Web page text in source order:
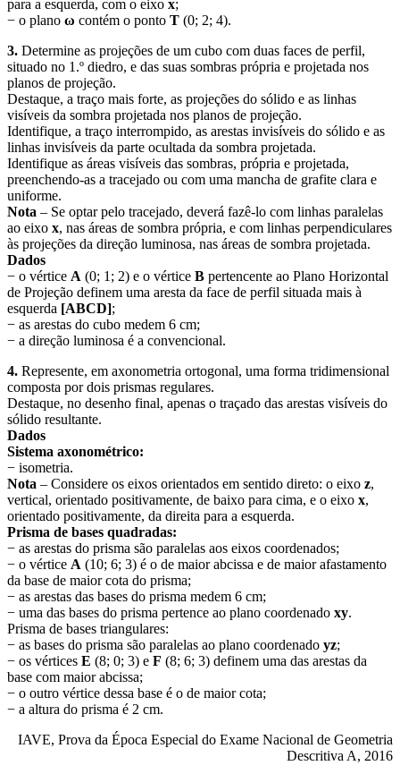
para a esquerda, com o eixo x;
− o plano ω contém o ponto T (0; 2; 4).
3. Determine as projeções de um cubo com duas faces de perfil,
situado no 1.º diedro, e das suas sombras própria e projetada nos
planos de projeção.
Destaque, a traço mais forte, as projeções do sólido e as linhas
visíveis da sombra projetada nos planos de projeção.
Identifique, a traço interrompido, as arestas invisíveis do sólido e as
linhas invisíveis da parte ocultada da sombra projetada.
Identifique as áreas visíveis das sombras, própria e projetada,
preenchendo-as a tracejado ou com uma mancha de grafite clara e
uniforme.
Nota – Se optar pelo tracejado, deverá fazê-lo com linhas paralelas
ao eixo x, nas áreas de sombra própria, e com linhas perpendiculares
às projeções da direção luminosa, nas áreas de sombra projetada.
Dados
− o vértice A (0; 1; 2) e o vértice B pertencente ao Plano Horizontal
de Projeção definem uma aresta da face de perfil situada mais à
esquerda [ABCD];
− as arestas do cubo medem 6 cm;
− a direção luminosa é a convencional.
4. Represente, em axonometria ortogonal, uma forma tridimensional
composta por dois prismas regulares.
Destaque, no desenho final, apenas o traçado das arestas visíveis do
sólido resultante.
Dados
Sistema axonométrico:
− isometria.
Nota – Considere os eixos orientados em sentido direto: o eixo z,
vertical, orientado positivamente, de baixo para cima, e o eixo x,
orientado positivamente, da direita para a esquerda.
Prisma de bases quadradas:
− as arestas do prisma são paralelas aos eixos coordenados;
− o vértice A (10; 6; 3) é o de maior abcissa e de maior afastamento
da base de maior cota do prisma;
− as arestas das bases do prisma medem 6 cm;
− uma das bases do prisma pertence ao plano coordenado xy.
Prisma de bases triangulares:
− as bases do prisma são paralelas ao plano coordenado yz;
− os vértices E (8; 0; 3) e F (8; 6; 3) definem uma das arestas da
base com maior abcissa;
− o outro vértice dessa base é o de maior cota;
− a altura do prisma é 2 cm.
IAVE, Prova da Época Especial do Exame Nacional de Geometria
Descritiva A, 2016